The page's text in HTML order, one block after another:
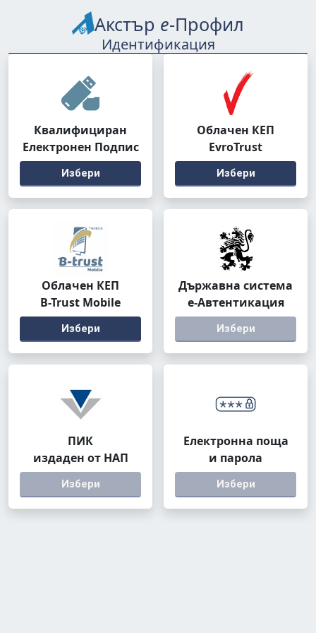
Акстър е-Профил
Идентификация
Квалифициран
Електронен Подпис
Избери
Облачен КЕП
EvroTrust
Избери
Облачен КЕП
B-Trust Mobile
Избери
Държавна система
е-Автентикация
Избери
ПИК
издаден от НАП
Избери
Електронна поща
и парола
Избери